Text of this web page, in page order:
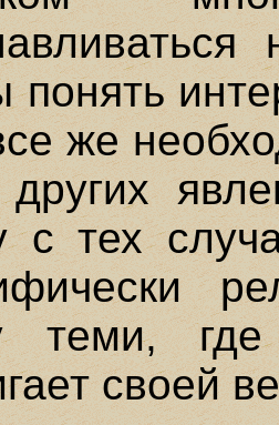
понять
же
других
с тех
теми, где
своей